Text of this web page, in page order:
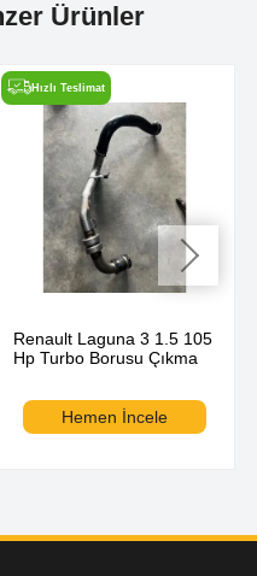
Ürünler
Hızlı Teslimat
Renault Laguna 3 1.5 105
Hp Turbo Borusu Çıkma
Hemen İncele